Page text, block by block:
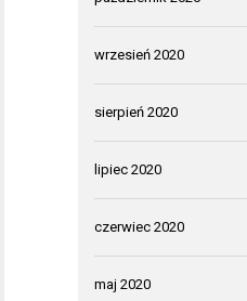
wrzesień 2020
sierpień 2020
lipiec 2020
czerwiec 2020
maj 2020